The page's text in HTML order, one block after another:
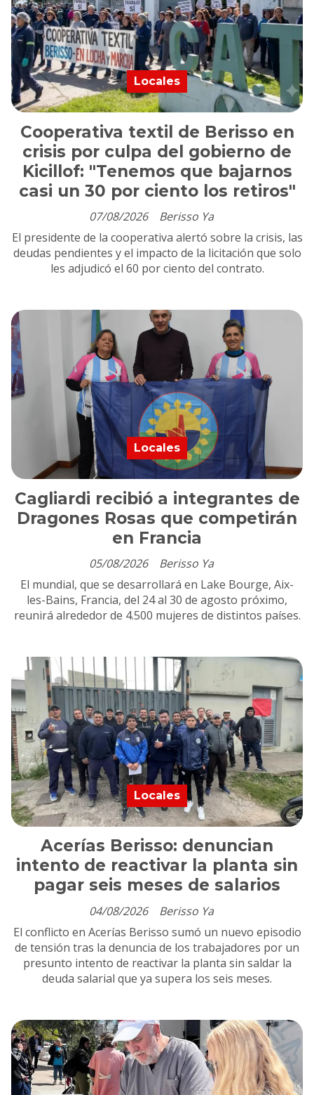
Cooperativa textil de Berisso en
crisis por culpa del gobierno de
Kicillof: "Tenemos que bajarnos
casi un 30 por ciento los retiros"
Berisso Ya
Locales
07/08/2026
El presidente de la cooperativa alertó sobre la crisis, las
deudas pendientes y el impacto de la licitación que solo
les adjudicó el 60 por ciento del contrato.
Cagliardi recibió a integrantes de
Dragones Rosas que competirán
en Francia
Berisso Ya
Locales
05/08/2026
El mundial, que se desarrollará en Lake Bourge, Aix-
les-Bains, Francia, del 24 al 30 de agosto próximo,
reunirá alrededor de 4.500 mujeres de distintos países.
Acerías Berisso: denuncian
intento de reactivar la planta sin
pagar seis meses de salarios
Berisso Ya
Locales
04/08/2026
El conflicto en Acerías Berisso sumó un nuevo episodio
de tensión tras la denuncia de los trabajadores por un
presunto intento de reactivar la planta sin saldar la
deuda salarial que ya supera los seis meses.